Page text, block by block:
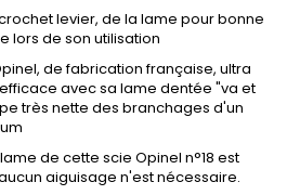
levier, de la lame pour bonne
lors de son utilisation
de fabrication française, ultra
avec sa lame dentée "va et
très nette des branchages d'un
de cette scie Opinel n°18 est
aiguisage n'est nécessaire.